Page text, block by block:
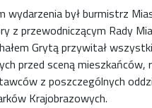
wydarzenia był burmistrz
z przewodniczącym Rady
Grytą przywitał
przed sceną
z poszczególnych
Krajobrazowych.